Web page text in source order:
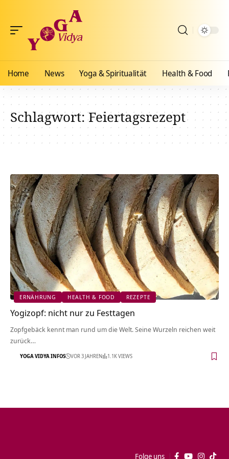
Home News Yoga & Spiritualität Health & Food
Schlagwort:Feiertagsrezept
ERNÄHRUNG HEALTH & FOOD REZEPTE
Yogizopf: nicht nur zu Festtagen
Zopfgebäck kennt man rund um die Welt. Seine Wurzeln reichen weit
zurück…
YOGA VIDYA INFOS VOR 3 JAHREN 1.1K VIEWS
Folge uns